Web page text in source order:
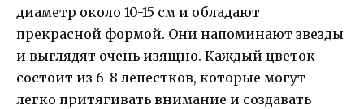
диаметр около 10-15 см и обладают
прекрасной формой. Они напоминают звезды
и выглядят очень изящно. Каждый цветок
состоит из 6-8 лепестков, которые могут
легко притягивать внимание и создавать